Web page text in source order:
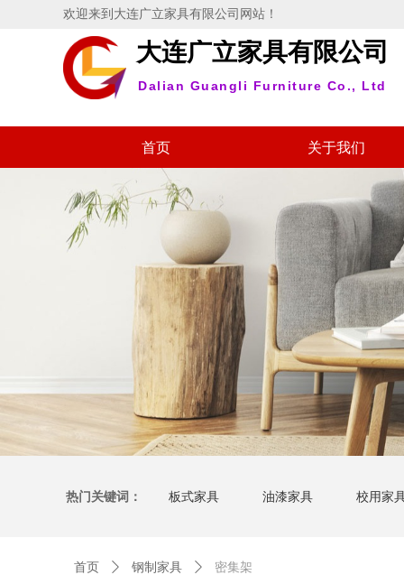
欢迎来到大连广立家具有限公司网站！
首页 关于我们
大连广立家具有限公司
Dalian Guangli Furniture Co., Ltd
首页 ꄲ 钢制家具 ꄲ 密集架
热门关键词： 板式家具 油漆家具 校用家